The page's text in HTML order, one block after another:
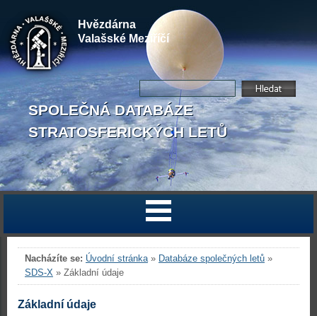
Hvězdárna
Valašské Meziříčí
SPOLEČNÁ DATABÁZE
STRATOSFERICKÝCH LETŮ
Nacházíte se: Úvodní stránka» Databáze společných letů »
SDS-X » Základní údaje
Základní údaje